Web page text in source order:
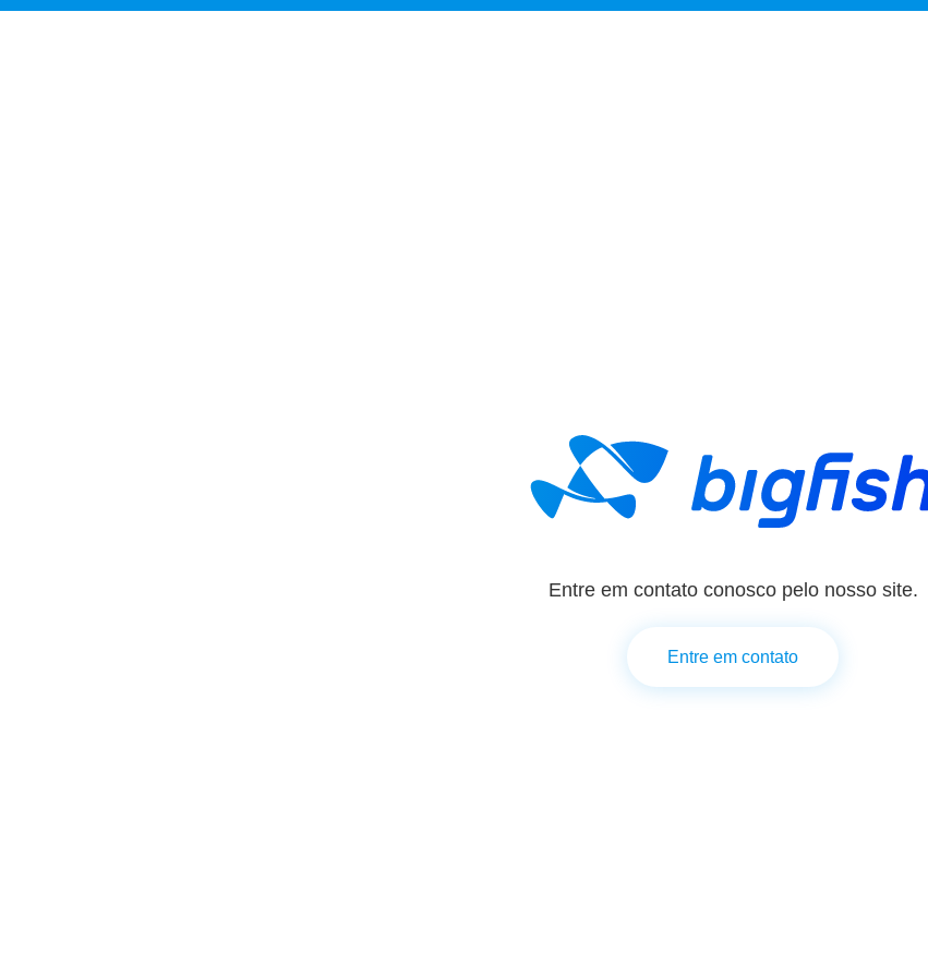
Entre em contato conosco pelo nosso site.
Entre em contato